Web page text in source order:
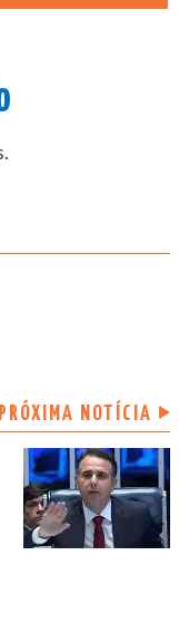
PRÓXIMA NOTÍCIA